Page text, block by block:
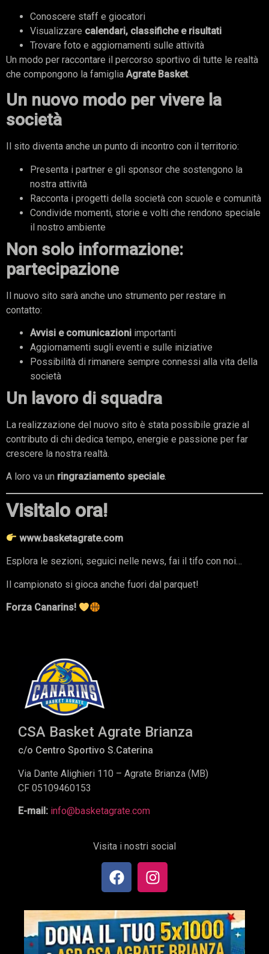
Conoscere staff e giocatori
Visualizzare calendari, classifiche e risultati
Trovare foto e aggiornamenti sulle attività
Un modo per raccontare il percorso sportivo di tutte le realtà
che compongono la famiglia Agrate Basket.
Un nuovo modo per vivere la
società
Il sito diventa anche un punto di incontro con il territorio:
Presenta i partner e gli sponsor che sostengono la
nostra attività
Racconta i progetti della società con scuole e comunità
Condivide momenti, storie e volti che rendono speciale
il nostro ambiente
Non solo informazione:
partecipazione
Il nuovo sito sarà anche uno strumento per restare in
contatto:
Avvisi e comunicazioni importanti
Aggiornamenti sugli eventi e sulle iniziative
Possibilità di rimanere sempre connessi alla vita della
società
Un lavoro di squadra
La realizzazione del nuovo sito è stata possibile grazie al
contributo di chi dedica tempo, energie e passione per far
crescere la nostra realtà.
A loro va un ringraziamento speciale.
Visitalo ora!
www.basketagrate.com
Esplora le sezioni, seguici nelle news, fai il tifo con noi…
Il campionato si gioca anche fuori dal parquet!
Forza Canarins!
CSA Basket Agrate Brianza
c/o Centro Sportivo S.Caterina
Via Dante Alighieri 110 – Agrate Brianza (MB)
CF 05109460153
E-mail: info@basketagrate.com
Visita i nostri social